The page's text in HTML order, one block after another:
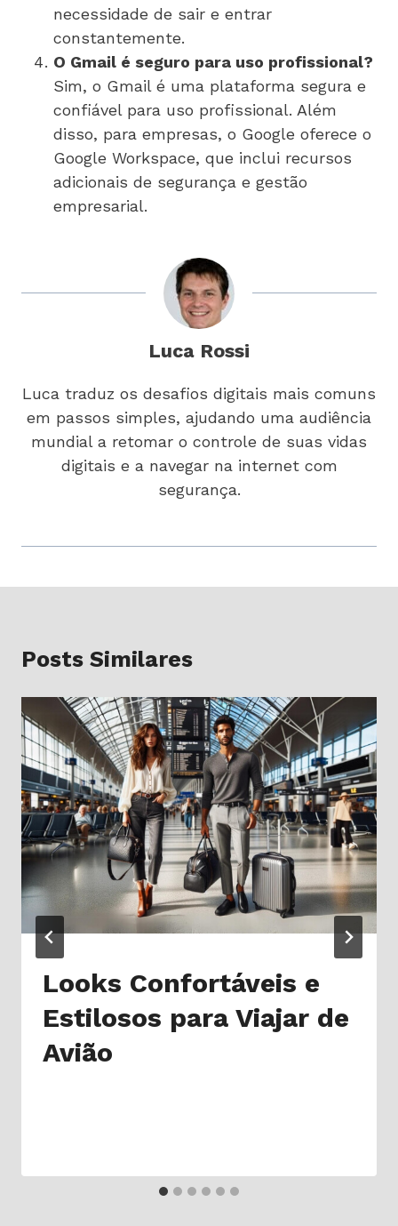
necessidade de sair e entrar
constantemente.
O Gmail é seguro para uso profissional?
Sim, o Gmail é uma plataforma segura e
confiável para uso profissional. Além
disso, para empresas, o Google oferece o
Google Workspace, que inclui recursos
adicionais de segurança e gestão
empresarial.
Luca Rossi
Luca traduz os desafios digitais mais comuns
em passos simples, ajudando uma audiência
mundial a retomar o controle de suas vidas
digitais e a navegar na internet com
segurança.
Posts Similares
Looks Confortáveis e
Estilosos para Viajar de
Avião